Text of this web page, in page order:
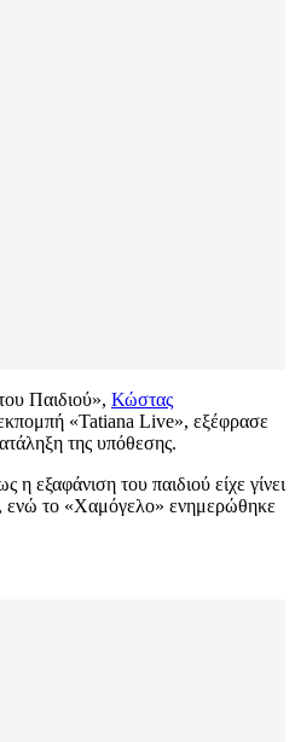
Παιδιού», Κώστας
«Tatiana Live», εξέφρασε
της υπόθεσης.
εξαφάνιση του παιδιού είχε γίνει
ενώ το «Χαμόγελο» ενημερώθηκε